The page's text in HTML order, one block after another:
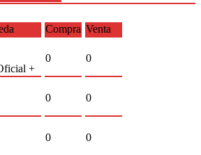
Compra Venta
+
0 0
0 0
0 0